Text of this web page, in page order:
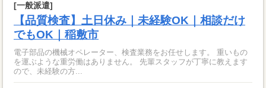
[一般派遣]
【品質検査】土日休み｜未経験OK｜相談だけ
でもOK｜稲敷市
電子部品の機械オペレーター、検査業務をお任せします。 重いもの
を運ぶような重労働はありません。 先輩スタッフが丁寧に教えます
ので、未経験の方...